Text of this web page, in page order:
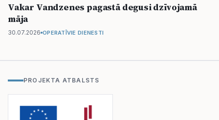
Vakar Vandzenes pagastā degusi dzīvojamā
māja
30.07.2026 OPERATĪVIE DIENESTI
PROJEKTA ATBALSTS